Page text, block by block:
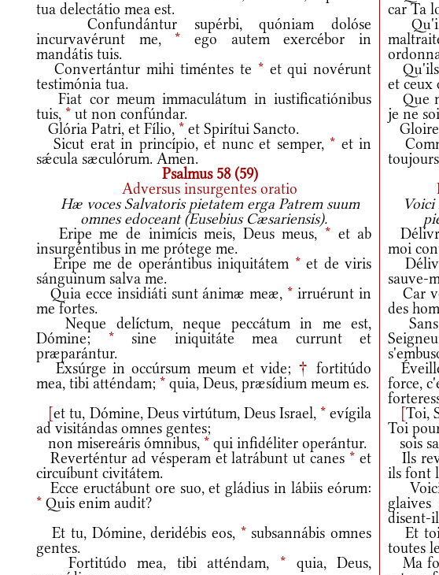
tua delectátio mea est.
car Ta
Confundántur supérbi, quóniam dolóse
incurvavérunt me, * ego autem exercébor in
mandátis tuis.
Convertántur mihi timéntes te *et qui novérunt
testimónia tua.
Qu'ils
et ceux
Fiat cor meum immaculátum in iustificatiónibus
tuis, * ut non confúndar.
Que
je ne
Glória Patri, et Fílio, * et Spirítui Sancto.
Gloire
Sicut erat in princípio, et nunc et semper, * et in
sǽcula sæculórum. Amen.
Psalmus 58 (59)
Adversus insurgentes oratio
Hæ voces Salvatoris pietatem erga Patrem suum
omnes edoceant (Eusebius Cæsariensis).
Voici
Eripe me de inimícis meis, Deus meus, *et ab
insurgéntibus in me prótege me.
moi
Eripe me de operántibus iniquitátem *et de viris
sánguinum salva me.
sauve-
Quia ecce insidiáti sunt ánimæ meæ, * irruérunt in
me fortes.
Car
des
Neque delíctum, neque peccátum in me est,
Dómine; *sine iniquitáte mea currunt et
præparántur.
Sans
Exsúrge in occúrsum meum et vide; † fortitúdo
mea, tibi atténdam; * quia, Deus, præsídium meum es.
force,
[et tu, Dómine, Deus virtútum, Deus Israel, * evígila
ad visitándas omnes gentes;
[Toi,
Toi
non misereáris ómnibus, * qui infidéliter operántur.
sois
Reverténtur ad vésperam et latrábunt ut canes * et
circuíbunt civitátem.
Ils
ils font
Ecce eructábunt ore suo, et gládius in lábiis eórum:
* Quis enim audit?
Voici
disent-
Et tu, Dómine, deridébis eos, *subsannábis omnes
gentes.
Et
toutes
Fortitúdo mea, tibi atténdam, * quia, Deus,
Ma